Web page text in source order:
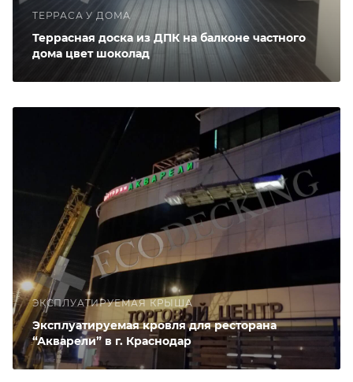
ТЕРРАСА У ДОМА
Террасная доска из ДПК на балконе частного
дома цвет шоколад
ЭКСПЛУАТИРУЕМАЯ КРЫША
Эксплуатируемая кровля для ресторана
“Акварели” в г. Краснодар